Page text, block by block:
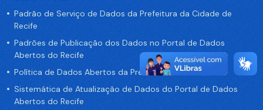
Padrão de Serviço de Dados da Prefeitura da Cidade de
Recife
Padrões de Publicação dos Dados no Portal de Dados
Abertos do Recife
Política de Dados Abertos da Prefeitura do Recife
Sistemática de Atualização de Dados do Portal de Dados
Abertos do Recife